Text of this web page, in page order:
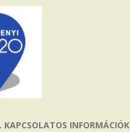
KAPCSOLATOS INFORMÁCIÓK